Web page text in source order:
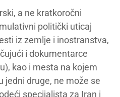
a ne kratkoročni
politički uticaj
iz zemlje i inostranstva,
i dokumentarce
kao i mesta na kojem
jedni druge, ne može se
specijalista za Iran i